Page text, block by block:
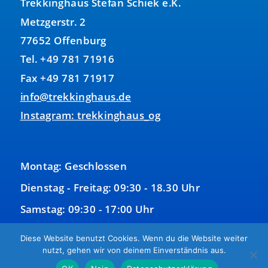
Metzgerstr. 2
77652 Offenburg
Tel. +49 781 71916
Fax +49 781 71917
info@trekkinghaus.de
Instagram: trekkinghaus_og
Montag: Geschlossen
Dienstag - Freitag: 09:30 - 18.30 Uhr
Samstag: 09:30 - 17:00 Uhr
Diese Website benutzt Cookies. Wenn du die Website weiter
nutzt, gehen wir von deinem Einverständnis aus.